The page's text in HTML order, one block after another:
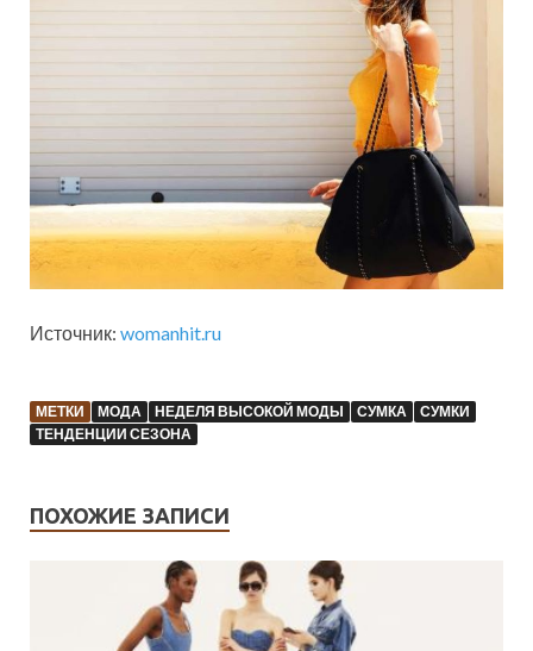
Источник: womanhit.ru
МЕТКИ МОДА НЕДЕЛЯ ВЫСОКОЙ МОДЫ СУМКА
СУМКИ
ТЕНДЕНЦИИ СЕЗОНА
ПОХОЖИЕ ЗАПИСИ